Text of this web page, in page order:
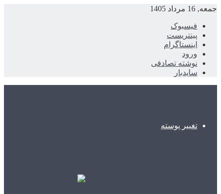
جمعه, 16 مرداد 1405
فیسبوک
پینتریست
اینستاگرام
ورود
نوشته تصادفی
سایدبار
تغییر پوسته